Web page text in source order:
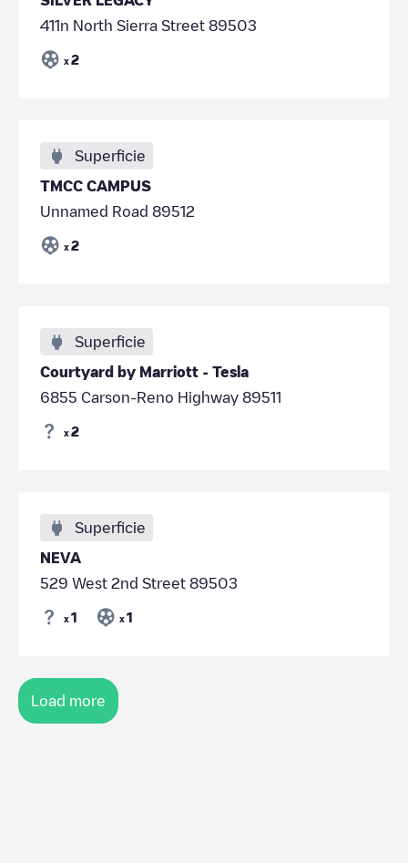
411n North Sierra Street 89503
x 2
Superficie
TMCC CAMPUS
Unnamed Road 89512
x 2
Superficie
Courtyard by Marriott - Tesla
6855 Carson-Reno Highway 89511
x 2
Superficie
NEVA
529 West 2nd Street 89503
x 1 x 1
Load more